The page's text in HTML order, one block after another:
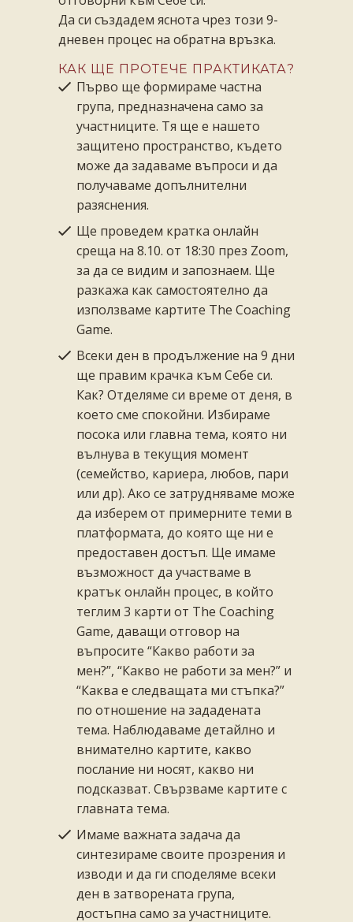
Да си създадем яснота чрез този 9-
дневен процес на обратна връзка.
КАК ЩЕ ПРОТЕЧЕ ПРАКТИКАТА?
Първо ще формираме частна
група, предназначена само за
участниците. Тя ще е нашето
защитено пространство, където
може да задаваме въпроси и да
получаваме допълнителни
разяснения.
Ще проведем кратка онлайн
среща на 8.10. от 18:30 през Zoom,
за да се видим и запознаем. Ще
разкажа как самостоятелно да
използваме картите The Coaching
Game.
Всеки ден в продължение на 9 дни
ще правим крачка към Себе си.
Как? Отделяме си време от деня, в
което сме спокойни. Избираме
посока или главна тема, която ни
вълнува в текущия момент
(семейство, кариера, любов, пари
или др). Ако се затрудняваме може
да изберем от примерните теми в
платформата, до която ще ни е
предоставен достъп. Ще имаме
възможност да участваме в
кратък онлайн процес, в който
теглим 3 карти от The Coaching
Game, даващи отговор на
въпросите “Какво работи за
мен?”, “Какво не работи за мен?” и
“Каква е следващата ми стъпка?”
по отношение на зададената
тема. Наблюдаваме детайлно и
внимателно картите, какво
послание ни носят, какво ни
подсказват. Свързваме картите с
главната тема.
Имаме важната задача да
синтезираме своите прозрения и
изводи и да ги споделяме всеки
ден в затворената група,
достъпна само за участниците.